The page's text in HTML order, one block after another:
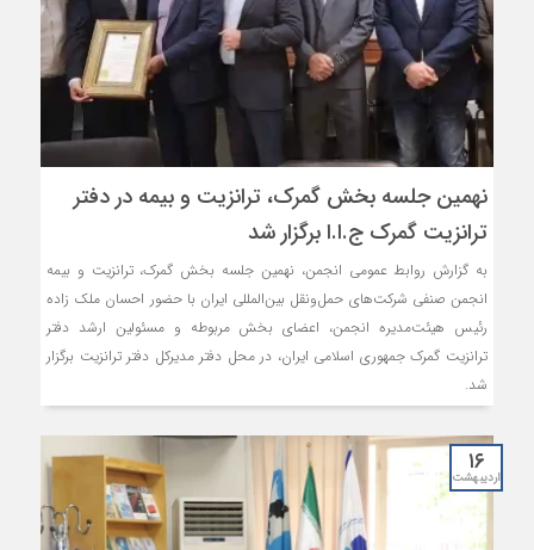
نهمین جلسه بخش گمرک، ترانزیت و بیمه در دفتر
ترانزیت گمرک ج.ا.ا برگزار شد
به گزارش روابط عمومی انجمن، نهمین جلسه بخش گمرک، ترانزیت و بیمه
انجمن صنفی شرکت‌های حمل‌ونقل بین‌المللی ایران با حضور احسان ملک زاده
رئیس هیئت‌مدیره انجمن، اعضای بخش مربوطه و مسئولین ارشد دفتر
ترانزیت گمرک جمهوری اسلامی ایران، در محل دفتر مدیرکل دفتر ترانزیت برگزار
شد.
۱۶
اردیبهشت